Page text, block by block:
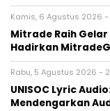
Kamis, 6 Agustus 2026 -
Mitrade Raih Gelar
Hadirkan
Rabu, 5 Agustus 2026 -
UNISOC Lyric
Mendengarkan